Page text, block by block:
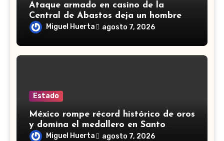
Ataque armado en casino de la
Central de Abastos deja un hombre
muerto en León
Miguel Huerta agosto 7, 2026
Estado
México rompe récord histórico de oros
y domina el medallero en Santo
Domingo 2026
Miguel Huerta agosto 7, 2026